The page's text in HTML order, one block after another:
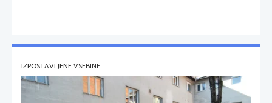
IZPOSTAVLJENE VSEBINE